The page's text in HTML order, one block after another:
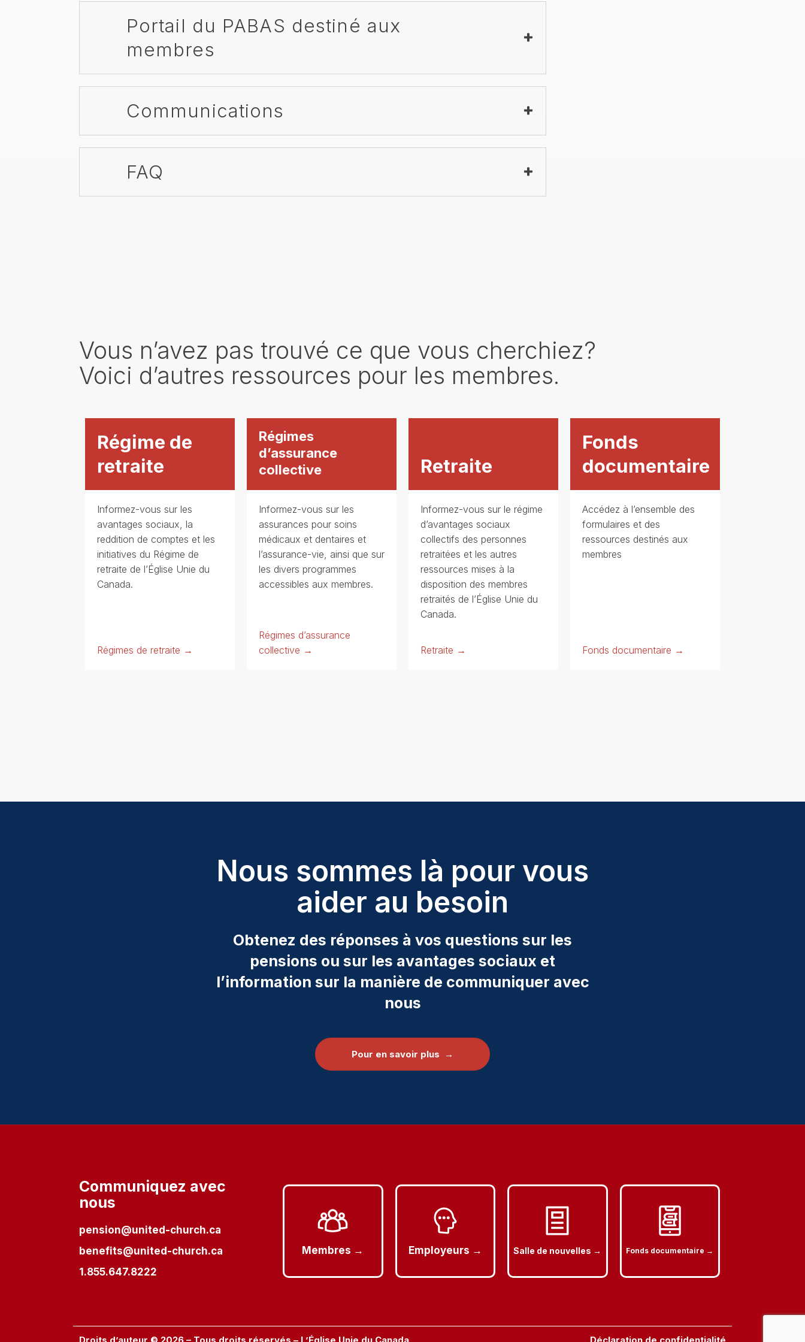
Portail du PABAS destiné aux
membres
Communications
FAQ
Vous n’avez pas trouvé ce que vous cherchiez?
Voici d’autres ressources pour les membres.
Régime de
retraite
Informez-vous sur les
avantages sociaux, la
reddition de comptes et les
initiatives du Régime de
retraite de l’Église Unie du
Canada.
Régimes de retraite →
Régimes
d’assurance
collective
Informez-vous sur les
assurances pour soins
médicaux et dentaires et
l’assurance-vie, ainsi que sur
les divers programmes
accessibles aux membres.
Régimes d’assurance
collective →
Retraite
Informez-vous sur le régime
d’avantages sociaux
collectifs des personnes
retraitées et les autres
ressources mises à la
disposition des membres
retraités de l’Église Unie du
Canada.
Retraite →
Fonds
documentaire
Accédez à l’ensemble des
formulaires et des
ressources destinés aux
membres
Fonds documentaire →
Nous sommes là pour vous
aider au besoin
Obtenez des réponses à vos questions sur les
pensions ou sur les avantages sociaux et
l’information sur la manière de communiquer avec
nous
Pour en savoir plus →
Communiquez avec
nous
pension@united-church.ca
benefits@united-church.ca
1.855.647.8222
Membres → Employeurs → Salle de nouvelles → Fonds documentaire →
Droits d’auteur © 2026 – Tous droits réservés – L’Église Unie du Canada Déclaration de confidentialité